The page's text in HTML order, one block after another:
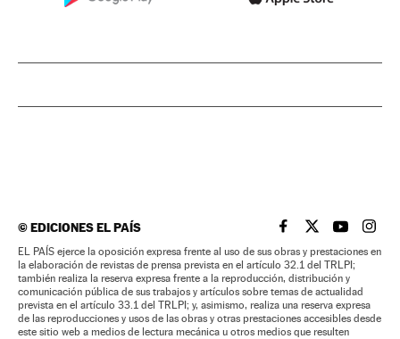
©EDICIONES EL PAÍS EL PAÍS BRASIL EN
EL PAÍSEL PAÍS
EL
EL PAÍS ejerce la oposición expresa frente al uso de sus obras y prestaciones en
la elaboración de revistas de prensa prevista en el artículo 32.1 del TRLPI;
también realiza la reserva expresa frente a la reproducción, distribución y
comunicación pública de sus trabajos y artículos sobre temas de actualidad
prevista en el artículo 33.1 del TRLPI; y, asimismo, realiza una reserva expresa
de las reproducciones y usos de las obras y otras prestaciones accesibles desde
este sitio web a medios de lectura mecánica u otros medios que resulten